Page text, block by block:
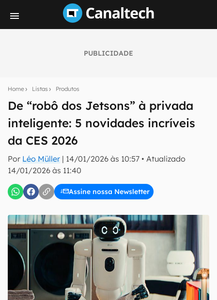
PUBLICIDADE
Home Listas Produtos
De “robô dos Jetsons” à privada
inteligente: 5 novidades incríveis
da CES 2026
Por Léo Müller | 14/01/2026 às 10:57 • Atualizado
14/01/2026 às 11:40
Assine nossa Newsletter
notícias e reviews sobre tecnologia em primeira
mão.
E-mail
inscreva-se
Confirmo que li, aceito e concordo com os Termos de
Uso e Política de Privacidade do Canaltech.